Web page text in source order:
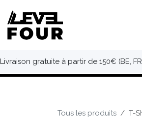
Livraison gratuite à partir de 150€ (BE,
Tous les produits T-